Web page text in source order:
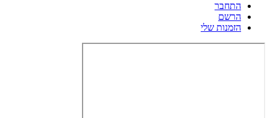
התחבר
הרשם
הזמנות שלי